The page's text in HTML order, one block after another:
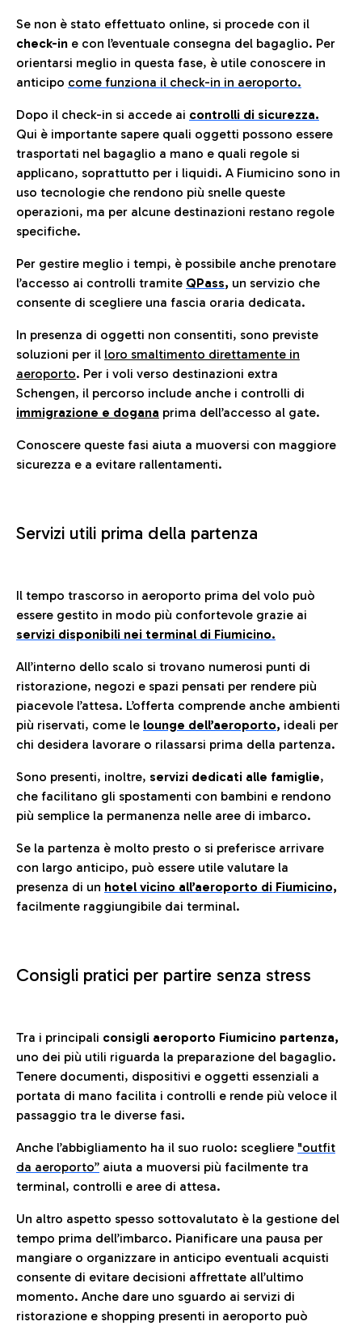
Se non è stato effettuato online, si procede con il
check-in e con l’eventuale consegna del bagaglio. Per
orientarsi meglio in questa fase, è utile conoscere in
anticipo come funziona il check-in in aeroporto.
Dopo il check-in si accede ai controlli di sicurezza.
Qui è importante sapere quali oggetti possono essere
trasportati nel bagaglio a mano e quali regole si
applicano, soprattutto per i liquidi. A Fiumicino sono in
uso tecnologie che rendono più snelle queste
operazioni, ma per alcune destinazioni restano regole
specifiche.
Per gestire meglio i tempi, è possibile anche prenotare
l’accesso ai controlli tramite QPass, un servizio che
consente di scegliere una fascia oraria dedicata.
In presenza di oggetti non consentiti, sono previste
soluzioni per il loro smaltimento direttamente in
aeroporto. Per i voli verso destinazioni extra
Schengen, il percorso include anche i controlli di
immigrazione e dogana prima dell’accesso al gate.
Conoscere queste fasi aiuta a muoversi con maggiore
sicurezza e a evitare rallentamenti.
Servizi utili prima della partenza
Il tempo trascorso in aeroporto prima del volo può
essere gestito in modo più confortevole grazie ai
servizi disponibili nei terminal di Fiumicino.
All’interno dello scalo si trovano numerosi punti di
ristorazione, negozi e spazi pensati per rendere più
piacevole l’attesa. L’offerta comprende anche ambienti
più riservati, come le lounge dell’aeroporto, ideali per
chi desidera lavorare o rilassarsi prima della partenza.
Sono presenti, inoltre, servizi dedicati alle famiglie,
che facilitano gli spostamenti con bambini e rendono
più semplice la permanenza nelle aree di imbarco.
Se la partenza è molto presto o si preferisce arrivare
con largo anticipo, può essere utile valutare la
presenza di un hotel vicino all’aeroporto di Fiumicino,
facilmente raggiungibile dai terminal.
Consigli pratici per partire senza stress
Tra i principali consigli aeroporto Fiumicino partenza,
uno dei più utili riguarda la preparazione del bagaglio.
Tenere documenti, dispositivi e oggetti essenziali a
portata di mano facilita i controlli e rende più veloce il
passaggio tra le diverse fasi.
Anche l’abbigliamento ha il suo ruolo: scegliere "outfit
da aeroporto” aiuta a muoversi più facilmente tra
terminal, controlli e aree di attesa.
Un altro aspetto spesso sottovalutato è la gestione del
tempo prima dell’imbarco. Pianificare una pausa per
mangiare o organizzare in anticipo eventuali acquisti
consente di evitare decisioni affrettate all’ultimo
momento. Anche dare uno sguardo ai servizi di
ristorazione e shopping presenti in aeroporto può